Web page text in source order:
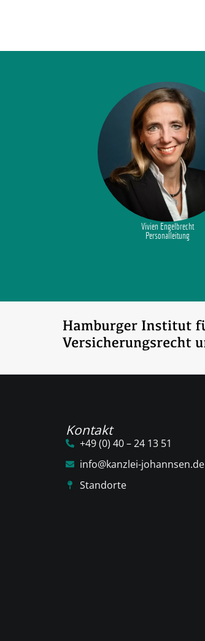
Vivien Engelbrecht
Personalleitung
Kontakt
+49 (0) 40 – 24 13 51
info@kanzlei-johannsen.de
Standorte